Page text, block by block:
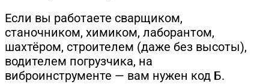
Если вы работаете сварщиком,
станочником, химиком, лаборантом,
шахтёром, строителем (даже без высоты),
водителем погрузчика, на
виброинструменте — вам нужен код Б.